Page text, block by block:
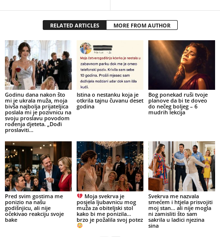
RELATED ARTICLES MORE FROM AUTHOR
Godinu dana nakon što
mi je ukrala muža, moja
bivša najbolja prijateljica
poslala mi je pozivnicu na
svoju proslavu povodom
rođenja djeteta. „Dođi
proslaviti...
Istina o nestanku koja je
otkrila tajnu čuvanu deset
godina
Bog ponekad ruši tvoje
planove da bi te doveo
do nečeg boljeg – 6
mudrih lekcija
Pred svim gostima me
ponizio na našu
godišnjicu, ali nije
očekivao reakciju svoje
bake
Moja svekrva je
posjela ljubavnicu mog
muža za obiteljski stol
kako bi me ponizila…
brzo je požalila svoj potez
Svekrva me nazvala
smećem i htjela prisvojiti
moj stan… ali nije mogla
ni zamisliti što sam
sakrila u ladici njezina
sina